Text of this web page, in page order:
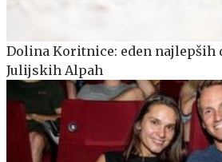
Dolina Koritnice: eden
Julijskih Alpah